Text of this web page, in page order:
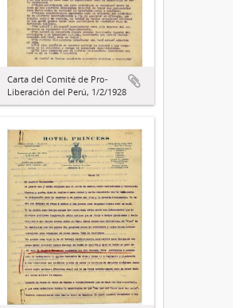
Carta del Comité de Pro-
Liberación del Perú, 1/2/1928